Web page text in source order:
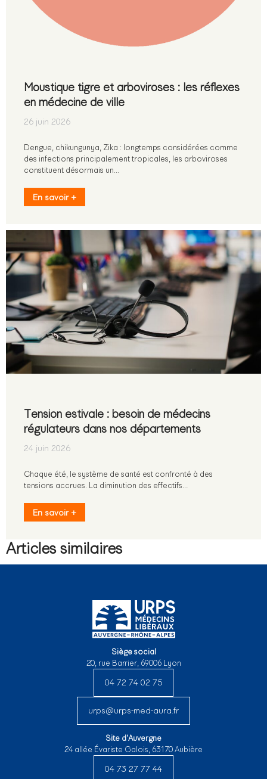
Articles similaires
Moustique tigre et arboviroses : les réflexes
en médecine de ville
26 juin 2026
Dengue, chikungunya, Zika : longtemps considérées comme
des infections principalement tropicales, les arboviroses
constituent désormais un…
En savoir +
Tension estivale : besoin de médecins
régulateurs dans nos départements
24 juin 2026
Chaque été, le système de santé est confronté à des
tensions accrues. La diminution des effectifs…
En savoir +
Siège social
20, rue Barrier, 69006 Lyon
04 72 74 02 75
urps@urps-med-aura.fr
Site d’Auvergne
24 allée Évariste Galois, 63170 Aubière
04 73 27 77 44